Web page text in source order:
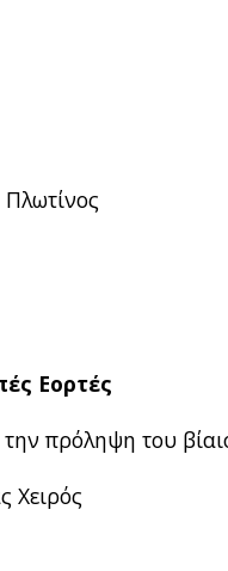
Πλωτίνος
Εορτές
πρόληψη του
Χειρός